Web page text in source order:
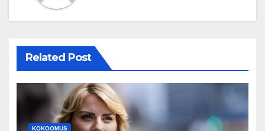
Related Post
KOKOOMUS